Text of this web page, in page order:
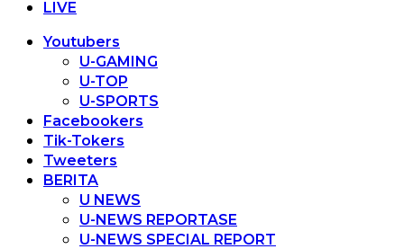
LIVE
Youtubers
U-GAMING
U-TOP
U-SPORTS
Facebookers
Tik-Tokers
Tweeters
BERITA
U NEWS
U-NEWS REPORTASE
U-NEWS SPECIAL REPORT